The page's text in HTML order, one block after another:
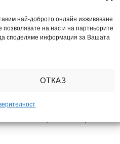
най-доброто онлайн изживяване
на нас и на партньорите
споделяме информация за Вашата
ОТКАЗ
съществени промени в